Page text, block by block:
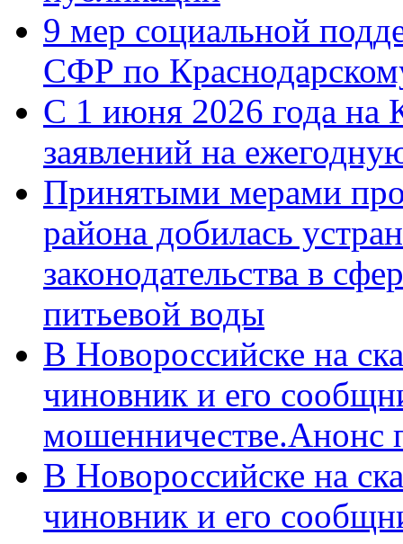
9 мер социальной
СФР по
С 1 июня 2026 года на
заявлений на
Принятыми мерами
района добилась
законодательства в
питьевой воды
В Новороссийске на
чиновник и его
мошенничестве.Анонс
В Новороссийске на
чиновник и его